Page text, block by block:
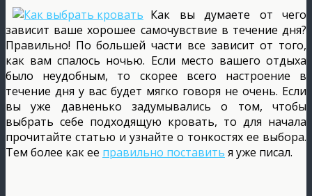
Как вы думаете от чего
зависит ваше хорошее самочувствие в течение дня?
Правильно! По большей части все зависит от того,
как вам спалось ночью. Если место вашего отдыха
было неудобным, то скорее всего настроение в
течение дня у вас будет мягко говоря не очень. Если
вы уже давненько задумывались о том, чтобы
выбрать себе подходящую кровать, то для начала
прочитайте статью и узнайте о тонкостях ее выбора.
Тем более как ее правильно поставить я уже писал.